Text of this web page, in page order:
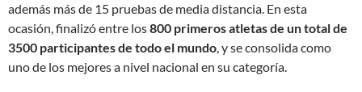
además más de 15 pruebas de media distancia. En esta
ocasión, finalizó entre los800 primeros atletas de un total de
3500 participantes de todo el mundo, y se consolida como
uno de los mejores a nivel nacional en su categoría.